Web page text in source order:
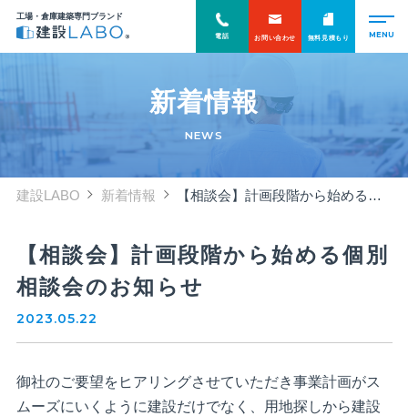
工場・倉庫建築専門ブランド
電話 お問い合わせ 無料見積もり
新着情報
NEWS
建設LABO 新着情報 【相談会】計画段階から始める個別相談会のお知らせ
【相談会】計画段階から始める個別
相談会のお知らせ
2023.05.22
御社のご要望をヒアリングさせていただき事業計画がス
ムーズにいくように建設だけでなく、用地探しから建設